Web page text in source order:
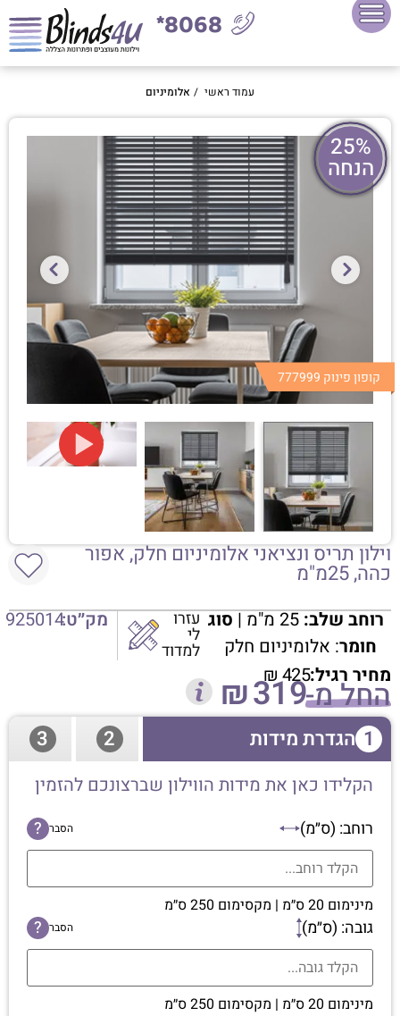
8068*
עמוד ראשי / אלומיניום
25%
הנחה
קופון פינוק 777999
וילון תריס ונציאני אלומיניום חלק, אפור
כהה, 25מ"מ
רוחב שלב:25 מ"מ |
סוג
חומר: אלומיניום חלק
עזרו
לי
למדוד
מק״ט:925014
מחיר רגיל: ₪425החל מ- ₪319
1 הגדרת מידות 2
3
הקלידו כאן את מידות הווילון שברצונכם להזמין
רוחב: (ס״מ) הסבר ?
מינימום 20 ס״מ | מקסימום 250 ס״מ
גובה: (ס״מ) הסבר ?
מינימום 20 ס״מ | מקסימום 250 ס״מ